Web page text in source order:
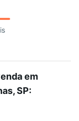
em
SP: